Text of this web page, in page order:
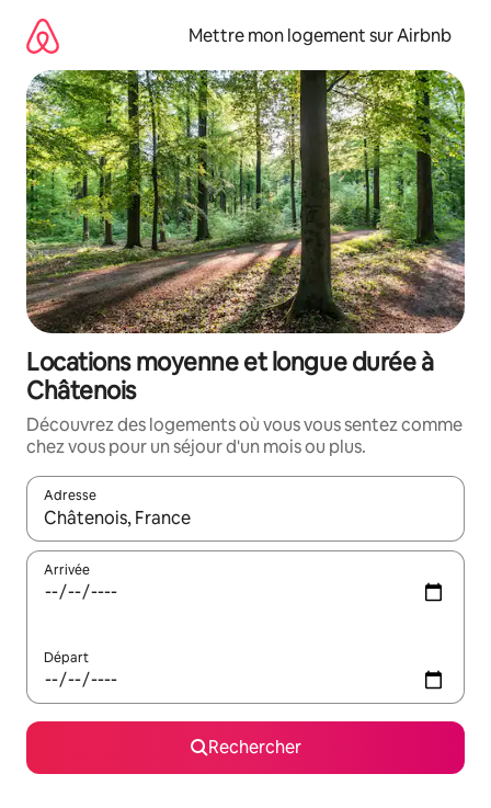
directement
contenu
Mettre mon logement sur Airbnb
Locations moyenne et longue durée à
Châtenois
Découvrez des logements où vous vous sentez comme
chez vous pour un séjour d'un mois ou plus.
Adresse
Lorsque les résultats s'affichent, utilisez les flèches vers le
Arrivée
Départ
Rechercher